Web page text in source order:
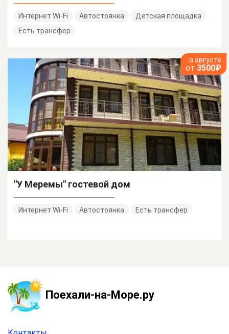
Интернет Wi-Fi Автостоянка
Детская площадка
Есть трансфер
в августе
от 3500₽
"У Меремы" гостевой дом
Интернет Wi-Fi Автостоянка Есть трансфер
Поехали-на-Море.ру